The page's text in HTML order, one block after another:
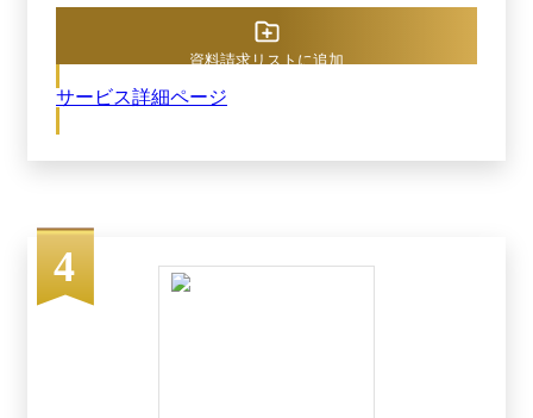
ても短期間でコスト削減効果を実感できます。
累計導入社数14,000社突破（※2）しており、上
継続率を誇る、信頼のサービスです。 ※1 デロイ
出典：楽楽明細公式HP（2025年12月15日閲覧）
サービス詳細ページ
資料請求リストに追加
4